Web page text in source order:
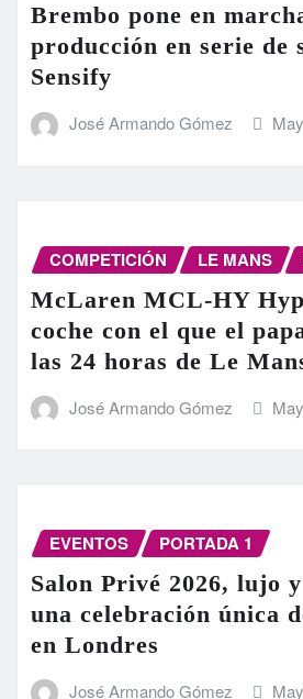
Brembo pone en
producción en serie de
Sensify
José Armando Gómez
COMPETICIÓN LE MANS
McLaren MCL-HY
coche con el que el
las 24 horas de Le
José Armando Gómez
EVENTOS PORTADA 1
Salon Privé 2026, lujo
una celebración única
en Londres
José Armando Gómez